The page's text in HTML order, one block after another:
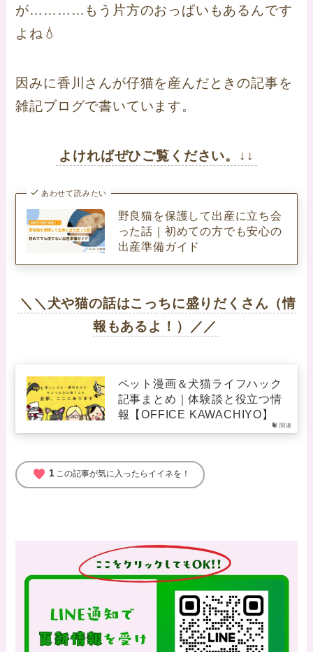
が…………もう片方のおっぱいもあるんです
よね💧
因みに香川さんが仔猫を産んだときの記事を
雑記ブログで書いています。
よければぜひご覧ください。↓↓
あわせて読みたい
野良猫を保護して出産に立ち会
った話｜初めての方でも安心の
出産準備ガイド
＼＼犬や猫の話はこっちに盛りだくさん（情
報もあるよ！）／／
関連
ペット漫画＆犬猫ライフハック
記事まとめ｜体験談と役立つ情
報【OFFICE KAWACHIYO】
favorite 1 この記事が気に入ったらイイネを！